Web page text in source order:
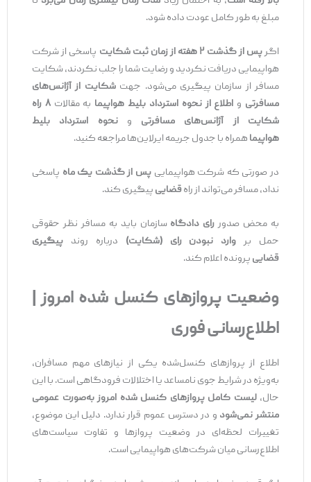
مبلغ به طور کامل عودت داده شود.
اگرپس از گذشت ۲ هفته از زمان ثبت شکایت
پاسخی از شرکت
هواپیمایی دریافت نکردید و رضایت شما را جلب نکردند، شکایت
مسافر از سازمان پیگیری می‌شود. جهتشکایت از آژانس‌های
مسافرتیو اطلاع از نحوه استرداد بلیط هواپیمابه مقالات ۸ راه
شکایت از آژانس‌های مسافرتیو
نحوه استرداد بلیط
هواپیماهمراه با جدول جریمه ایرلاین‌ها مراجعه کنید.
در صورتی که شرکت هواپیماییپس از گذشت یک ماهپاسخی
نداد، مسافر می‌تواند از راهقضاییپیگیری کند.
به محض صدوررای دادگاهسازمان باید به مسافر نظر حقوقی
حمل بر وارد نبودن رای (شکایت)درباره روند پیگیری
قضاییپرونده اعلام کند.
وضعیت پروازهای کنسل شده امروز |
اطلاع‌رسانی فوری
اطلاع از پروازهای کنسل‌شده یکی از نیازهای مهم مسافران،
به‌ویژه در شرایط جوی نامساعد یا اختلالات فرودگاهی است. با این
حال،لیست کامل پروازهای کنسل شده امروز به‌صورت عمومی
منتشر نمی‌شودو در دسترس عموم قرار ندارد. دلیل این موضوع،
تغییرات لحظه‌ای در وضعیت پروازها و تفاوت سیاست‌های
اطلاع‌رسانی میان شرکت‌های هواپیمایی است.